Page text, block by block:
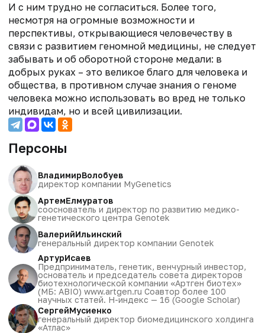
И с ним трудно не согласиться. Более того,
несмотря на огромные возможности и
перспективы, открывающиеся человечеству в
связи с развитием геномной медицины, не следует
забывать и об оборотной стороне медали: в
добрых руках – это великое благо для человека и
общества, в противном случае знания о геноме
человека можно использовать во вред не только
индивидам, но и всей цивилизации.
Персоны
ВладимирВолобуев
директор компании MyGenetics
АртемЕлмуратов
сооснователь и директор по развитию медико-
генетического центра Genotek
ВалерийИльинский
генеральный директор компании Genotek
АртурИсаев
Предприниматель, генетик, венчурный инвестор,
основатель и председатель совета директоров
биотехнологической компании «Артген биотех»
(МБ: ABIO) www.artgen.ru Соавтор более 100
научных статей. Н-индекс — 16 (Google Scholar)
СергейМусиенко
генеральный директор биомедицинского холдинга
«Атлас»